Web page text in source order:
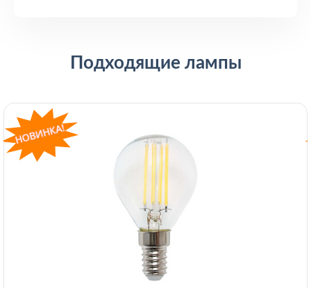
Подходящие лампы